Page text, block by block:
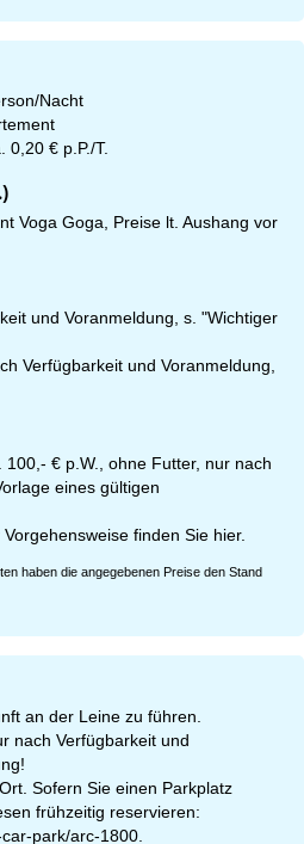
Nacht
0,20 € p.P./T.
Voga Goga, Preise lt. Aushang vor
und Voranmeldung, s. "Wichtiger
Verfügbarkeit und Voranmeldung,
€ p.W., ohne Futter, nur nach
eines gültigen
finden Sie hier.
haben die angegebenen Preise den Stand
an der Leine zu führen.
nach Verfügbarkeit und
Sofern Sie einen Parkplatz
frühzeitig reservieren:
park/arc-1800.